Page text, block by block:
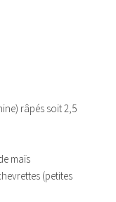
râpés soit 2,5
maïs
(petites